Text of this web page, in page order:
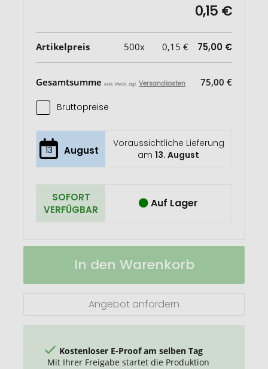
0,15 €
Artikelpreis 500x 0,15 € 75,00 €
Gesamtsumme exkl. MwSt. zzgl. Versandkosten 75,00 €
Bruttopreise
13 August
Voraussichtliche Lieferung
am13. August
SOFORT
VERFÜGBAR
Auf Lager
GO
Feuerzeug
Auf
In den Warenkorb
Angebot anfordern
Kostenloser E-Proof am selben Tag
Mit Ihrer Freigabe startet die Produktion